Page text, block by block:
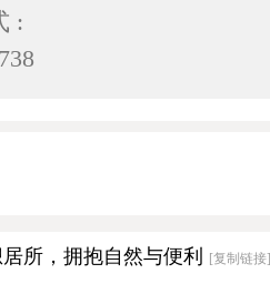
:
所，拥抱自然与便利 [复制链接]